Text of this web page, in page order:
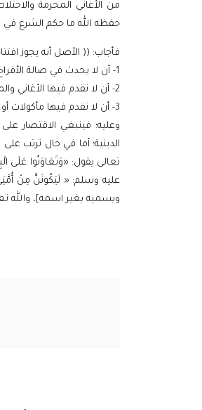
من الأغاني المحرمة
حفظه الله ما حكم الشرع في
فأجاب: (( الأصل أنه يجوز
1- أن لا يحدث في صالة الأفراح الاختلاط المحرم.
2- أن لا تقدم فيها الأغاني والموسيقى الماجنة والرقص المحرم المخل بالآداب.
3- أن لا تقدم فيها مأكولات أو مشروبات محرمة شرعاً، كالخمر وغيرها.
وعليه؛ فينبغي الاقتصار
الدينية؛ أما في حال ترتب
عليه وسلم: « لَيَكُونَنَّ مِنْ
ويسميه بغير اسمه]، والله